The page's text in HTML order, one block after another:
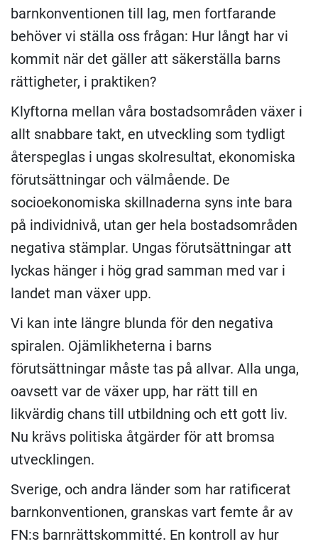
barnkonventionen till lag, men fortfarande
behöver vi ställa oss frågan: Hur långt har vi
kommit när det gäller att säkerställa barns
rättigheter, i praktiken?
Klyftorna mellan våra bostadsområden växer i
allt snabbare takt, en utveckling som tydligt
återspeglas i ungas skolresultat, ekonomiska
förutsättningar och välmående. De
socioekonomiska skillnaderna syns inte bara
på individnivå, utan ger hela bostadsområden
negativa stämplar. Ungas förutsättningar att
lyckas hänger i hög grad samman med var i
landet man växer upp.
Vi kan inte längre blunda för den negativa
spiralen. Ojämlikheterna i barns
förutsättningar måste tas på allvar. Alla unga,
oavsett var de växer upp, har rätt till en
likvärdig chans till utbildning och ett gott liv.
Nu krävs politiska åtgärder för att bromsa
utvecklingen.
Sverige, och andra länder som har ratificerat
barnkonventionen, granskas vart femte år av
FN:s barnrättskommitté. En kontroll av hur